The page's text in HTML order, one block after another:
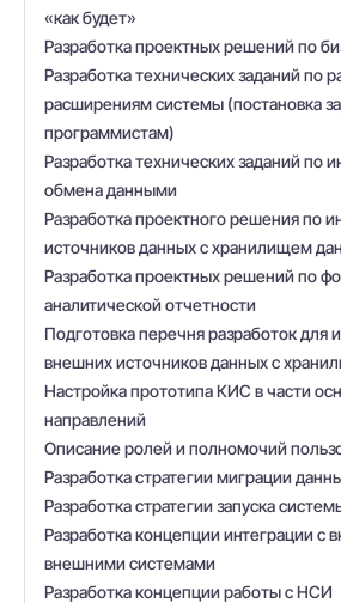
«как будет»
Разработка проектных решений по
Разработка технических заданий по
расширениям системы (постановка
программистам)
Разработка технических заданий по
обмена данными
Разработка проектного решения по
источников данных с хранилищем
Разработка проектных решений по
аналитической отчетности
Подготовка перечня разработок для
внешних источников данных с
Настройка прототипа КИС в части
направлений
Описание ролей и полномочий
Разработка стратегии миграции
Разработка стратегии запуска
Разработка концепции интеграции с
внешними системами
Разработка концепции работы с НСИ